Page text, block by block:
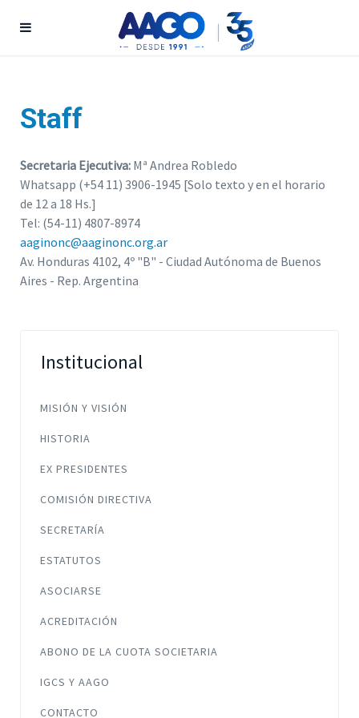
Staff
Secretaria Ejecutiva: Mª Andrea Robledo
Whatsapp (+54 11) 3906-1945 [Solo texto y en el horario
de 12 a 18 Hs.]
Tel: (54-11) 4807-8974
aaginonc@aaginonc.org.ar
Av. Honduras 4102, 4º "B" - Ciudad Autónoma de Buenos
Aires - Rep. Argentina
Institucional
MISIÓN Y VISIÓN
HISTORIA
EX PRESIDENTES
COMISIÓN DIRECTIVA
SECRETARÍA
ESTATUTOS
ASOCIARSE
ACREDITACIÓN
ABONO DE LA CUOTA SOCIETARIA
IGCS Y AAGO
CONTACTO